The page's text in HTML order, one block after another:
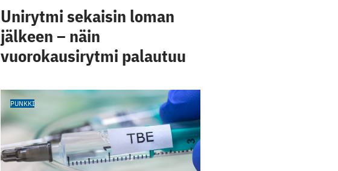
Unirytmi sekaisin loman
jälkeen – näin
vuorokausirytmi palautuu
PUNKKI